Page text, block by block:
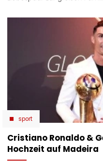
sport
Cristiano Ronaldo &
Hochzeit auf Madeira